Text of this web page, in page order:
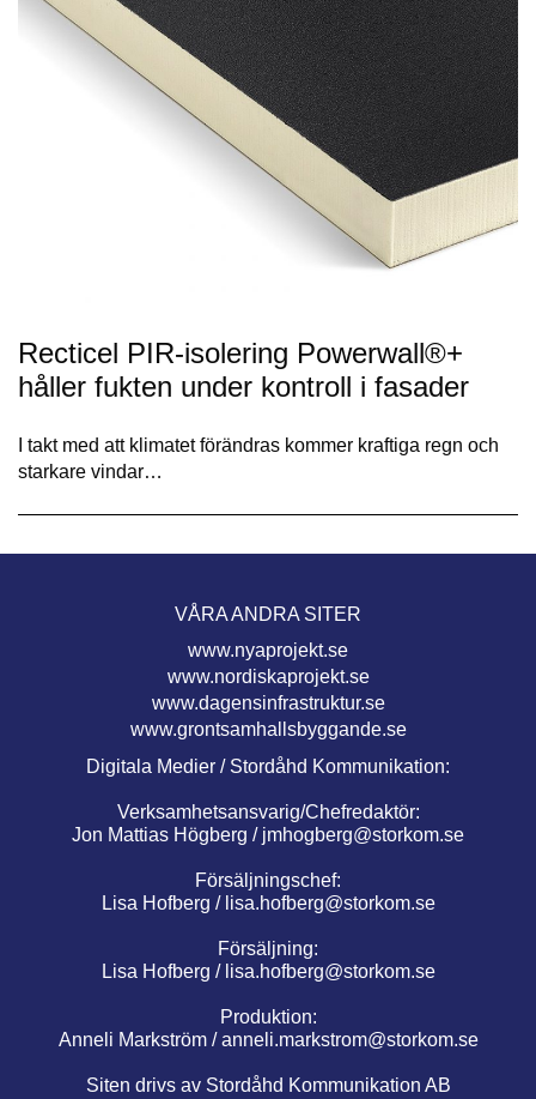
Recticel PIR-isolering Powerwall®+
håller fukten under kontroll i fasader
I takt med att klimatet förändras kommer kraftiga regn och
starkare vindar…
VÅRA ANDRA SITER
www.nyaprojekt.se
www.nordiskaprojekt.se
www.dagensinfrastruktur.se
www.grontsamhallsbyggande.se
Digitala Medier / Stordåhd Kommunikation:
Verksamhetsansvarig/Chefredaktör:
Jon Mattias Högberg / jmhogberg@storkom.se
Försäljningschef:
Lisa Hofberg / lisa.hofberg@storkom.se
Försäljning:
Lisa Hofberg / lisa.hofberg@storkom.se
Produktion:
Anneli Markström /anneli.markstrom@storkom.se
Siten drivs av Stordåhd Kommunikation AB